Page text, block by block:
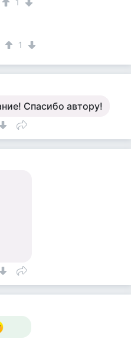
1
1
Спасибо автору!